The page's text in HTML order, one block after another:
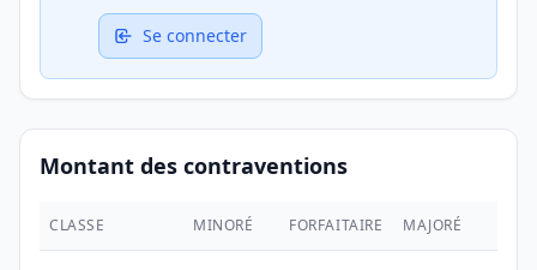
Se connecter
Montant des contraventions
CLASSE MINORÉ FORFAITAIRE MAJORÉ